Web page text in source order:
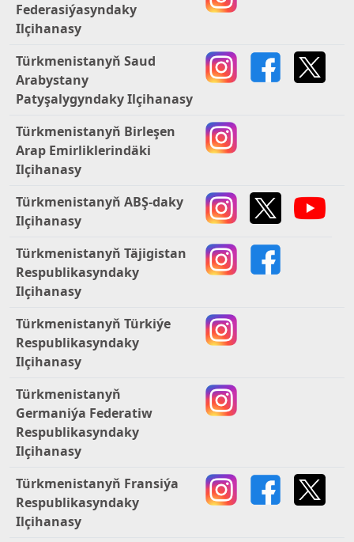
Federasiýasyndaky
Ilçihanasy
Türkmenistanyň Saud
Arabystany
Patyşalygyndaky Ilçihanasy
Türkmenistanyň Birleşen
Arap Emirliklerindäki
Ilçihanasy
Türkmenistanyň ABŞ-daky
Ilçihanasy
Türkmenistanyň Täjigistan
Respublikasyndaky
Ilçihanasy
Türkmenistanyň Türkiýe
Respublikasyndaky
Ilçihanasy
Türkmenistanyň
Germaniýa Federatiw
Respublikasyndaky
Ilçihanasy
Türkmenistanyň Fransiýa
Respublikasyndaky
Ilçihanasy